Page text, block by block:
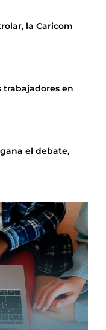
la Caricom
trabajadores en
el debate,